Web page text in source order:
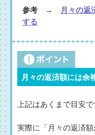
参考 →
月々の返
する
月々の返済額には余
上記はあくまで目安で
実際に「月々の返済